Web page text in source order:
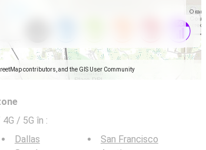
contributors, and the GIS User Community
/ 5G în :
Dallas
San Francisco